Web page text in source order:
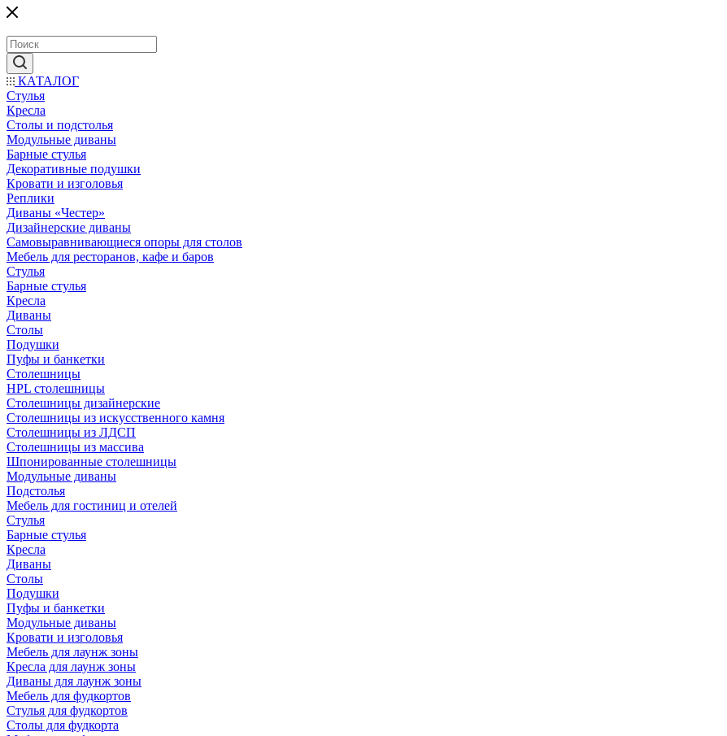
КАТАЛОГ
Стулья
Кресла
Столы и подстолья
Модульные диваны
Барные стулья
Декоративные подушки
Кровати и изголовья
Реплики
Диваны «Честер»
Дизайнерские диваны
Самовыравнивающиеся опоры для столов
Мебель для ресторанов, кафе и баров
Стулья
Барные стулья
Кресла
Диваны
Столы
Подушки
Пуфы и банкетки
Столешницы
HPL столешницы
Столешницы дизайнерские
Столешницы из искусственного камня
Столешницы из ЛДСП
Столешницы из массива
Шпонированные столешницы
Модульные диваны
Подстолья
Мебель для гостиниц и отелей
Стулья
Барные стулья
Кресла
Диваны
Столы
Подушки
Пуфы и банкетки
Модульные диваны
Кровати и изголовья
Мебель для лаунж зоны
Кресла для лаунж зоны
Диваны для лаунж зоны
Мебель для фудкортов
Стулья для фудкортов
Столы для фудкорта